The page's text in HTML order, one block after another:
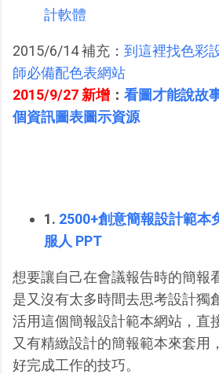
計軟體
2015/6/14 補充： 到這裡找色彩
師必備配色表網站
2015/9/27 新增 ： 看圖才能說故
個資訊圖表圖示資源
1. 2500+創意簡報設計範本
服人 PPT
想要讓自己在會議報告時的簡報
是又沒有太多時間去思考設計獨
活用這個簡報設計範本網站，直
又有精緻設計的簡報範本來套用
好完成工作的技巧。